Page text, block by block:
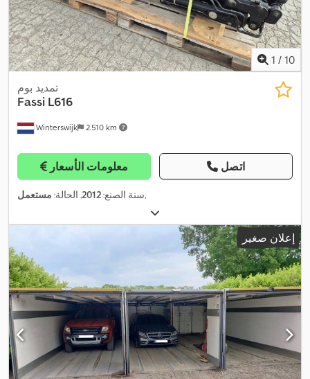
1 / 10
Winterswijk 2.510 km
تمديد بوم
Fassi L616
معلومات الأسعار اتصل
سنة الصنع:2012, الحالة: مستعمل ,
إعلان صغير